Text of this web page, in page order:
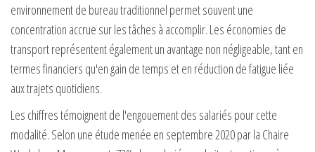
environnement de bureau traditionnel permet souvent une
concentration accrue sur les tâches à accomplir. Les économies de
transport représentent également un avantage non négligeable, tant en
termes financiers qu'en gain de temps et en réduction de fatigue liée
aux trajets quotidiens.
Les chiffres témoignent de l'engouement des salariés pour cette
modalité. Selon une étude menée en septembre 2020 par la Chaire